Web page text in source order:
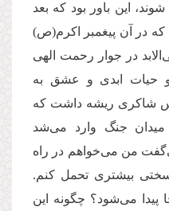
این باور بود كه بعد
که در آن پیغمبر اكرم(ص)
در جوار رحمت الهی
و حیات ابدی و عشق به
شاكری ریشه داشت که
میدان جنگ وارد می‌شد
من می‌‌خواهم در راه
بیشتری تحمل كنم.
می‌‌شود؟ چگونه این